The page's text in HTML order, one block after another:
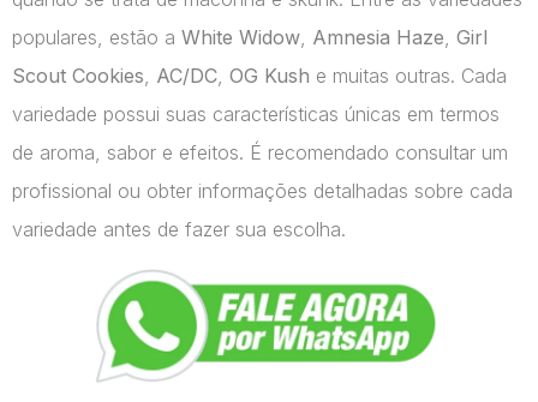
populares, estão a White Widow Amnesia Haze Girl
Scout Cookies AC/DC OG Kush e muitas outras. Cada
variedade possui suas características únicas em termos
de aroma, sabor e efeitos. É recomendado consultar um
profissional ou obter informações detalhadas sobre cada
variedade antes de fazer sua escolha.